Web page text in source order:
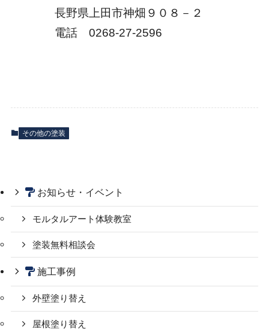
長野県上田市神畑９０８－２
電話 0268-27-2596
その他の塗装
お知らせ・イベント
モルタルアート体験教室
塗装無料相談会
施工事例
外壁塗り替え
屋根塗り替え